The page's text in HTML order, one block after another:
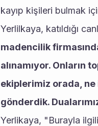
kayıp kişileri bulmak
Yerlilkaya, katıldığı
madencilik
alınamıyor. Onların
ekiplerimiz orada, ne
gönderdik.
Yerlikaya, "Burayla